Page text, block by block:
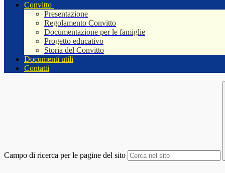
Convitto
Presentazione
Regolamento Convitto
Documentazione per le famiglie
Progetto educativo
Storia del Convitto
Documenti utili
Contatti
Campo di ricerca per le pagine del sito